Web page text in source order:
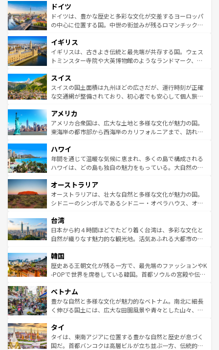
せる。地方によって風土や気候が異なるスペインはその個
性で訪れる人を魅了する。 なお、新着のスペイン情報は コ
ンテンツ一覧を参照してほしい。
で、幅広い魅力が詰まっている。華麗な宮殿、歴史的な大
聖堂、美しいビーチ、そして豊かな自然が、訪れる者を心
から魅了する。また、フランスは美食の国としても知ら
いる。シャンパンの発祥地であるランス、プロヴァンスの
香り高いラベンダー畑など、多彩な楽しみ方が可能だ。さ
らに、パリ以外の地域にも魅力が溢れており、どの街角に
れる地方に足を運ぶとそれぞれで全く異なる文化を体験で
きるだろう。 なお、新着のフランス情報はコンテンツ一覧
を参照してほしい。
ドイツ
ドイツは、豊かな歴史と多彩な文化が交差するヨーロッパ
の中心に位置する国。中世の街並みが残るロマンチック街
顔を持つこの国は、どこを歩いても飽きることがない。ベ
ルリンの文化的活気、バイエルン州のアルプスの絶景、そ
してライン川沿いのワイン畑といった風景は必見。ビール
は、お酒好きな人にはぜひ体験してほしい。 なお、新着の
ドイツ情報はコンテンツ一覧を参照してほしい。
イギリス
イギリスは、古きよき伝統と最先端が共存する国。ウェス
トミンスター寺院や大英博物館のようなランドマーク、歴
リアごとに異なる魅力がある。また、優雅なアフタヌーン
ティー、ビール好きにはたまらない英国パブ、サッカー観
戦など、本場だからこそできる体験も豊富。イギリスを旅
ンツ一覧を参照してほしい。
スイス
スイスの国土面積は九州ほどの広さだが、運行時刻が正確
な交通網が整備されており、初心者でも安心して個人旅行
の建物がそのまま残る町や、スイスならではのユニークな
博物館もあり、アルプス観光だけでなく町歩きも満喫する
ことができる。国民の所得が高いため物価も高いが、旅行
ば市内交通費無料で観光を楽しむこともできる。 なお、新
着のスイス情報はコンテンツ一覧 を参照してほしい。
アメリカ
アメリカ合衆国は、広大な土地と多様な文化が魅力の国。
東海岸の都市部から西海岸のカリフォルニアまで、訪れる
のような巨大都市は、観光、ショッピング、エンターテイ
ンメントが詰まった刺激的なスポットだ。一方、アメリカ
西部には大自然が広がり、グランドキャニオンやイエロー
部のニューオーリンズでは、音楽と美食が融合した独特の
文化が魅力。旅行者はアメリカの各地域で異なる魅力を楽
しみながら、その多様性と豊かな歴史を感じることができ
ならではの贅沢な旅のスタイルだ。 なお、新着のアメリカ
情報はコンテンツ一覧を参照してほしい。
ハワイ
年間を通じて温暖な気候に恵まれ、多くの島で構成される
ハワイは、どの島も独自の魅力をもっている。大自然の神
ワイ島は見逃せない。また、定番の観光地といえばオアフ
島だが、静かな自然を求めるならマウイ島やカウアイ島が
おすすめ。エメラルドグリーンに輝く海をはじめ、豊かな
れるおもてなしの心で訪れる人々を迎えてくれるハワイの
人々、おいしいローカルフードやハワイアンミュージッ
ク、伝統的なフラダンスなど、すべてがハワイの魅力を彩
ワイを、存分に味わってほしい。 なお、新着のハワイ情報
はコンテンツ一覧を参照してほしい。
オーストラリア
オーストラリアは、壮大な自然と多様な文化が魅力の国。
シドニーのシンボルであるシドニー・オペラハウス、オー
リアリーフや大陸中央部にそびえるウルル（エアーズロッ
ク）、タスマニアの美しい原生林やケアンズの熱帯雨林な
ど、見どころがたくさん。また、カフェやワイン、オージ
いる。アクティビティも充実しており、サーフィンやダイ
ビング、ハイキングなど、アウトドア好きにはたまらな
い。オーストラリアの多彩な魅力を存分に味わいつくそ
参照してほしい。
台湾
日本から約４時間ほどでたどり着く台湾は、多彩な文化と
自然が織りなす魅力的な観光地。活気あふれる大都市の台
ン）、静ひつな山岳地帯である台湾東部など、都市の喧騒
と山間の静けさが共存しており、訪れる人に新しい発見と
驚きをもたらしてくれる。また、奥深い台湾の食文化も魅
容にもいいと評判のスイーツなど、バラエティ豊かな料理
が味わえる。 なお、新着の台湾情報は コンテンツ一覧を参
照してほしい。
韓国
歴史ある王朝文化が残る一方で、最先端のファッションやK
-POPで世界を席巻している韓国。首都ソウルの宮殿や伝統
き、地方に足を延ばせば四季折々の自然美を楽しむことが
できる。そして、キムチや焼肉、絶品のストリートフード
まで、さまざまな韓国料理が待っている。夜には、韓国な
リティに包まれながら、韓国の多彩な魅力を心ゆくまで味
わってみてほしい。 なお、新着の韓国情報はコンテンツ一
覧を参照してほしい。
ベトナム
豊かな自然と多様な文化が魅力的なベトナム。南北に細長
く伸びる国土には、広大な田園風景や青々とした山々、世
急速な発展と共に伝統が息づく。ハノイの古い町並みやホ
ーチミン市のフランス統治時代の建物も、独特の雰囲気を
醸し出している。また、バラエティの豊かさとおいしさで
タイ
タイは、東南アジアに位置する豊かな自然と歴史が息づく
国だ。首都バンコクは高層ビルが立ち並ぶ一方、伝統的な